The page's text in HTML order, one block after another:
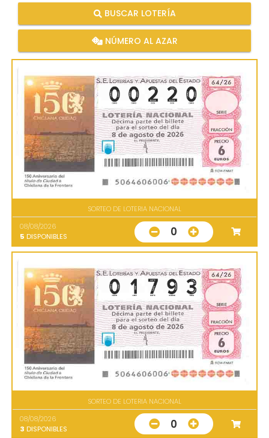
BUSCAR LOTERÍA
NÚMERO AL AZAR
SORTEO DE LOTERIA NACIONAL
08/08/2026
5 DISPONIBLES 0
SORTEO DE LOTERIA NACIONAL
08/08/2026
3 DISPONIBLES 0